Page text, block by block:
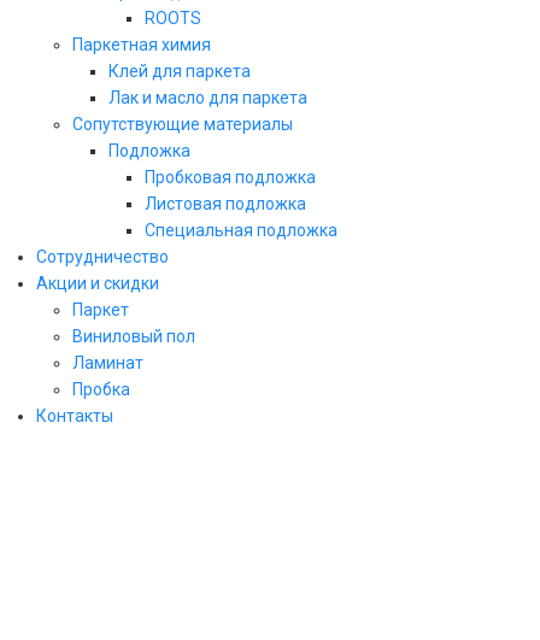
ROOTS
Паркетная химия
Клей для паркета
Лак и масло для паркета
Сопутствующие материалы
Подложка
Пробковая подложка
Листовая подложка
Специальная подложка
Сотрудничество
Акции и скидки
Паркет
Виниловый пол
Ламинат
Пробка
Контакты
заполните форму и мы свяжемся с Вами